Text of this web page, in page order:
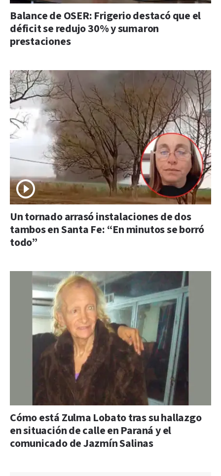
Balance de OSER: Frigerio destacó que el
déficit se redujo 30% y sumaron
prestaciones
Un tornado arrasó instalaciones de dos
tambos en Santa Fe: “En minutos se borró
todo”
Cómo está Zulma Lobato tras su hallazgo
en situación de calle en Paraná y el
comunicado de Jazmín Salinas